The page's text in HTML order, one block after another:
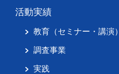
活動実績
教育（セミナー・講演）
調査事業
実践